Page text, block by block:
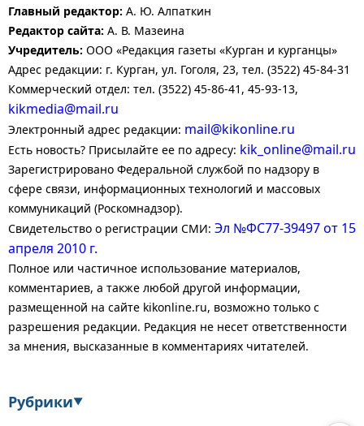
Главный редактор: А. Ю. Алпаткин
Редактор сайта: А. В. Мазеина
Учредитель: ООО «Редакция газеты «Курган и курганцы»
Адрес редакции: г. Курган, ул. Гоголя, 23, тел. (3522) 45-84-31
Коммерческий отдел: тел. (3522) 45-86-41, 45-93-13,
kikmedia@mail.ru
Электронный адрес редакции: mail@kikonline.ru
Есть новость? Присылайте ее по адресу: kik_online@mail.ru
Зарегистрировано Федеральной службой по надзору в
сфере связи, информационных технологий и массовых
коммуникаций (Роскомнадзор).
Свидетельство о регистрации СМИ: Эл №ФС77-39497 от 15
апреля 2010 г.
Полное или частичное использование материалов,
комментариев, а также любой другой информации,
размещенной на сайте kikonline.ru, возможно только с
разрешения редакции. Редакция не несет ответственности
за мнения, высказанные в комментариях читателей.
Рубрики▼